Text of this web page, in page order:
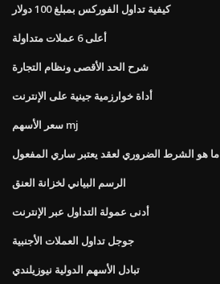
كيفية تداول الفوركس بمبلغ 100 دولار
أعلى 6 عملات متداولة
شرح الحد الأقصى ونظام التجارة
أداة خوارزمية جينية على الإنترنت
سعر الأسهم mj
ما هو الشرط الضروري لعقد يعتبر ساري المفعول
الرسم البياني لخزانة العنق
أدنى عمولة التداول عبر الإنترنت
جوجل تداول العملات الأجنبية
تبادل الأسهم الدولية نيوزيلندي